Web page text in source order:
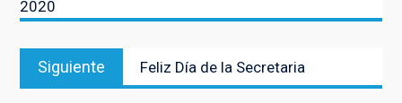
2020
Siguiente
siguiente:
Feliz Día de la Secretaria